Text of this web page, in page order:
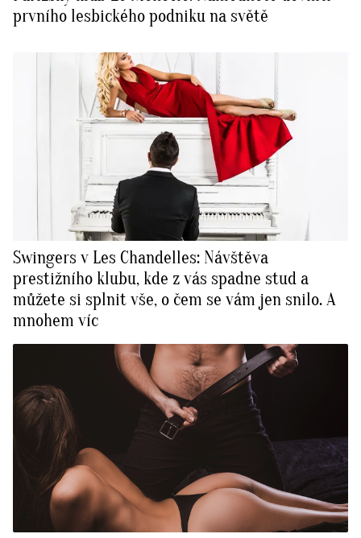
prvního lesbického podniku na světě
Swingers v Les Chandelles: Návštěva
prestižního klubu, kde z vás spadne stud a
můžete si splnit vše, o čem se vám jen snilo. A
mnohem víc